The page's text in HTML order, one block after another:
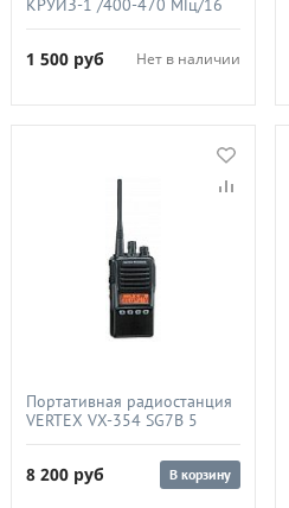
КРУИЗ-1 /400-470 МГц/16
1 500 руб Нет в наличии
Портативная радиостанция
VERTEX VX-354 SG7B 5
8 200 руб В корзину